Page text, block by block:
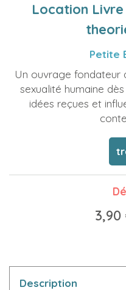
Location
Petite
Un ouvrage fondateur
sexualité humaine
idées reçues et
3,90
Description